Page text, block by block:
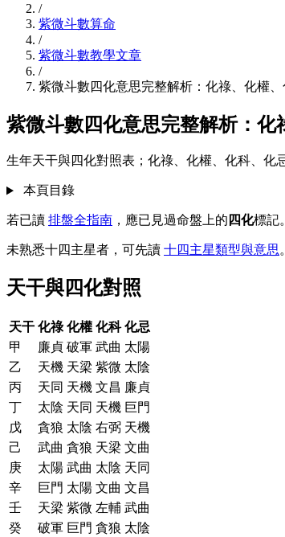
/
紫微斗數算命
/
紫微斗數教學文章
/
紫微斗數四化意思完整解析：化祿、化權
紫微斗數四化意思完整解析：化
生年天干與四化對照表；化祿、化權、化科、化
本頁目錄
若已讀 排盤全指南 ，應已見過命盤上的 四化標記
未熟悉十四主星者，可先讀 十四主星類型與意思。
天干與四化對照
天干 化祿 化權 化科 化忌
甲
廉貞 破軍 武曲 太陽
乙
天機 天梁 紫微 太陰
丙
天同 天機 文昌 廉貞
丁
太陰 天同 天機 巨門
戊
貪狼 太陰 右弼 天機
己
武曲 貪狼 天梁 文曲
庚
太陽 武曲 太陰 天同
辛
巨門 太陽 文曲 文昌
壬
天梁 紫微 左輔 武曲
癸
破軍 巨門 貪狼 太陰